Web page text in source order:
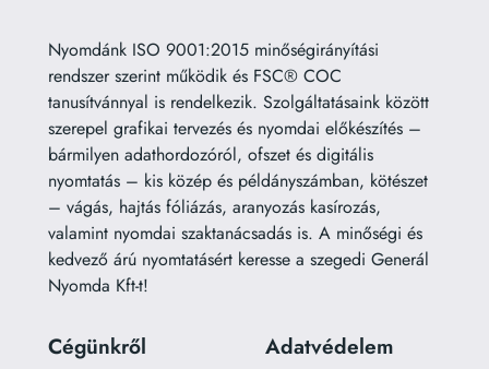
Nyomdánk ISO 9001:2015 minőségirányítási
rendszer szerint működik és FSC® COC
tanusítvánnyal is rendelkezik. Szolgáltatásaink között
szerepel grafikai tervezés és nyomdai előkészítés –
bármilyen adathordozóról, ofszet és digitális
nyomtatás – kis közép és példányszámban, kötészet
– vágás, hajtás fóliázás, aranyozás kasírozás,
valamint nyomdai szaktanácsadás is. A minőségi és
kedvező árú nyomtatásért keresse a szegedi Generál
Nyomda Kft-t!
Cégünkről Adatvédelem